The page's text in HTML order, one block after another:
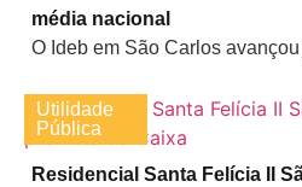
média nacional
O Ideb em São Carlos
Utilidade
Pública
Residencial Santa Felícia II